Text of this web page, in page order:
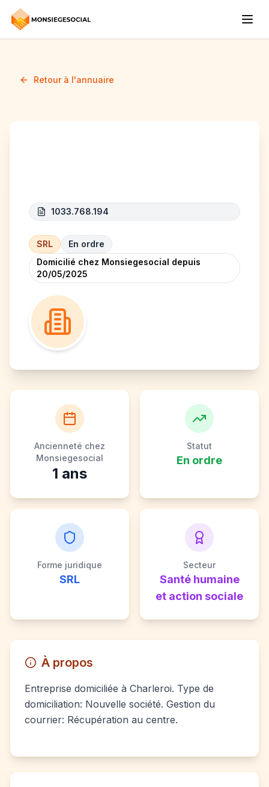
Retour à l'annuaire
1033.768.194
SRL
En ordre
Domicilié chez Monsiegesocial depuis
20/05/2025
Ancienneté chez
Monsiegesocial
1 ans
Statut
En ordre
Forme juridique
SRL
Secteur
Santé humaine
et action sociale
À propos
Entreprise domiciliée à Charleroi. Type de
domiciliation: Nouvelle société. Gestion du
courrier: Récupération au centre.